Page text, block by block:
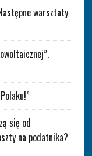
warsztaty
się od
na podatnika?